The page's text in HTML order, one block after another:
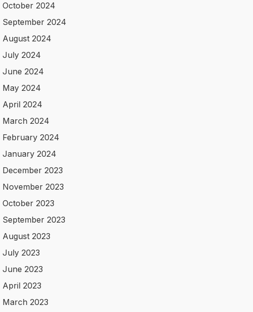
October 2024
September 2024
August 2024
July 2024
June 2024
May 2024
April 2024
March 2024
February 2024
January 2024
December 2023
November 2023
October 2023
September 2023
August 2023
July 2023
June 2023
April 2023
March 2023